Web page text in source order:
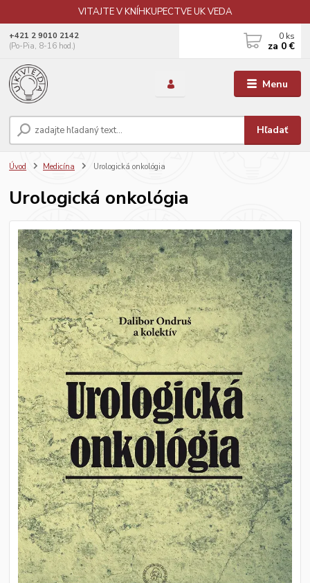
VITAJTE V KNÍHKUPECTVE UK VEDA
Menu
Hľadať
+421 2 9010 2142
(Po-Pia, 8-16 hod.)
0 ks
za 0 €
Úvod Medicína Urologická onkológia
Urologická onkológia